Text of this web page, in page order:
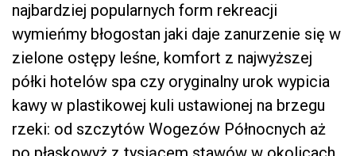
najbardziej popularnych form rekreacji
wymieńmy błogostan jaki daje zanurzenie się w
zielone ostępy leśne, komfort z najwyższej
półki hotelów spa czy oryginalny urok wypicia
kawy w plastikowej kuli ustawionej na brzegu
rzeki: od szczytów Wogezów Północnych aż